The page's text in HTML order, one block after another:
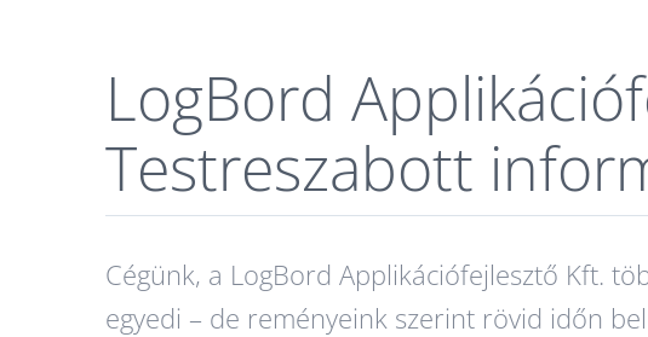
LogBord
Testreszabott
Cégünk, a LogBord Applikációfejlesztő Kft.
egyedi – de reményeink szerint rövid időn